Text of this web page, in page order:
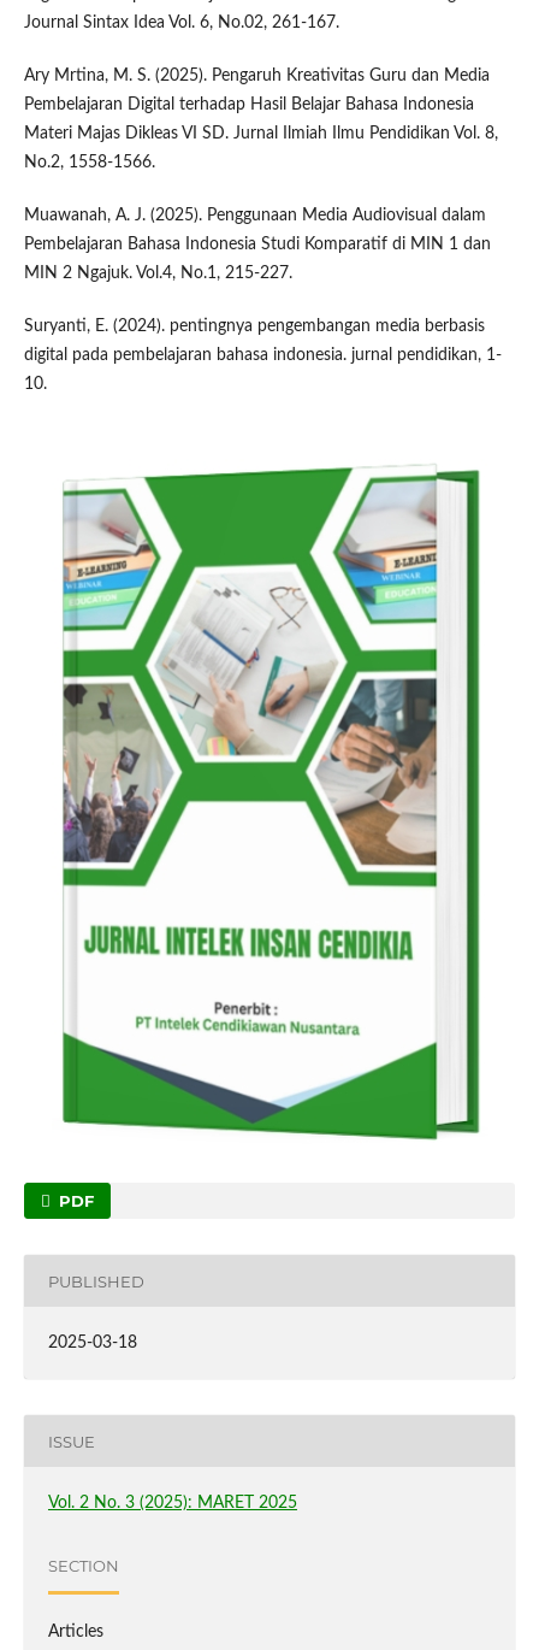
Journal Sintax Idea Vol. 6, No.02, 261-167.
Ary Mrtina, M. S. (2025). Pengaruh Kreativitas Guru dan Media
Pembelajaran Digital terhadap Hasil Belajar Bahasa Indonesia
Materi Majas Dikleas VI SD. Jurnal Ilmiah Ilmu Pendidikan Vol. 8,
No.2, 1558-1566.
Muawanah, A. J. (2025). Penggunaan Media Audiovisual dalam
Pembelajaran Bahasa Indonesia Studi Komparatif di MIN 1 dan
MIN 2 Ngajuk. Vol.4, No.1, 215-227.
Suryanti, E. (2024). pentingnya pengembangan media berbasis
digital pada pembelajaran bahasa indonesia. jurnal pendidikan, 1-
10.
PDF
PUBLISHED
2025-03-18
ISSUE
Vol. 2 No. 3 (2025): MARET 2025
SECTION
Articles